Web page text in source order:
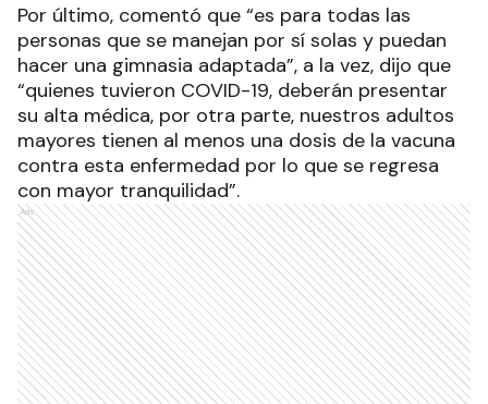
Por último, comentó que “es para todas las
personas que se manejan por sí solas y puedan
hacer una gimnasia adaptada”, a la vez, dijo que
“quienes tuvieron COVID-19, deberán presentar
su alta médica, por otra parte, nuestros adultos
mayores tienen al menos una dosis de la vacuna
contra esta enfermedad por lo que se regresa
con mayor tranquilidad”.
Ads